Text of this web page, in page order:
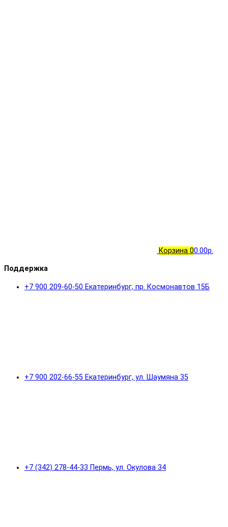
Корзина 00.00р.
Поддержка
+7 900 209-60-50 Екатеринбург, пр. Космонавтов 15Б
+7 900 202-66-55 Екатеринбург, ул. Шаумяна 35
+7 (342) 278-44-33 Пермь, ул. Окулова 34